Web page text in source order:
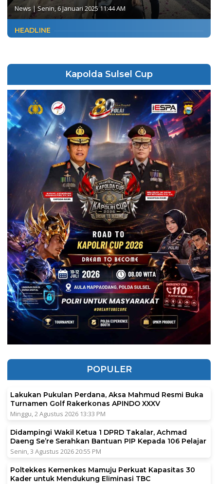
News |Senin, 6 Januari 2025 11:44 AM
HEADLINE
Kapolda Sulsel Cup
POPULER
Lakukan Pukulan Perdana, Aksa Mahmud Resmi Buka
Turnamen Golf Rakerkonas APINDO XXXV
Minggu, 2 Agustus 2026 13:33 PM
Didampingi Wakil Ketua 1 DPRD Takalar, Achmad
Daeng Se’re Serahkan Bantuan PIP Kepada 106 Pelajar
Senin, 3 Agustus 2026 20:55 PM
Poltekkes Kemenkes Mamuju Perkuat Kapasitas 30
Kader untuk Mendukung Eliminasi TBC